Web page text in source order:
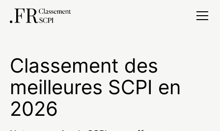
Classement des
meilleures SCPI en
2026